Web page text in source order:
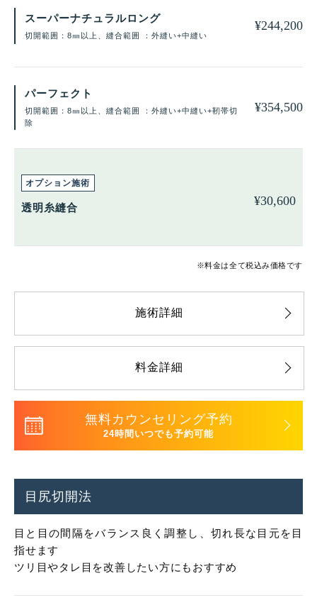
スーパーナチュラルロング
切開範囲：8㎜以上、縫合範囲 ：外縫い+中縫い
¥244,200
パーフェクト
切開範囲：8㎜以上、縫合範囲 ：外縫い+中縫い+靭帯切
除
¥354,500
透明糸縫合 ¥30,600
※料金は全て税込み価格です
施術詳細
料金詳細
無料カウンセリング予約
24時間いつでも予約可能
目尻切開法
目と目の間隔をバランス良く調整し、切れ長な目元を目
指せます
ツリ目やタレ目を改善したい方にもおすすめ